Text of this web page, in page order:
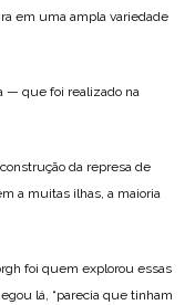
em uma ampla variedade
— que foi realizado na
da represa de
a muitas ilhas, a maioria
foi quem explorou essas
lá, “parecia que tinham